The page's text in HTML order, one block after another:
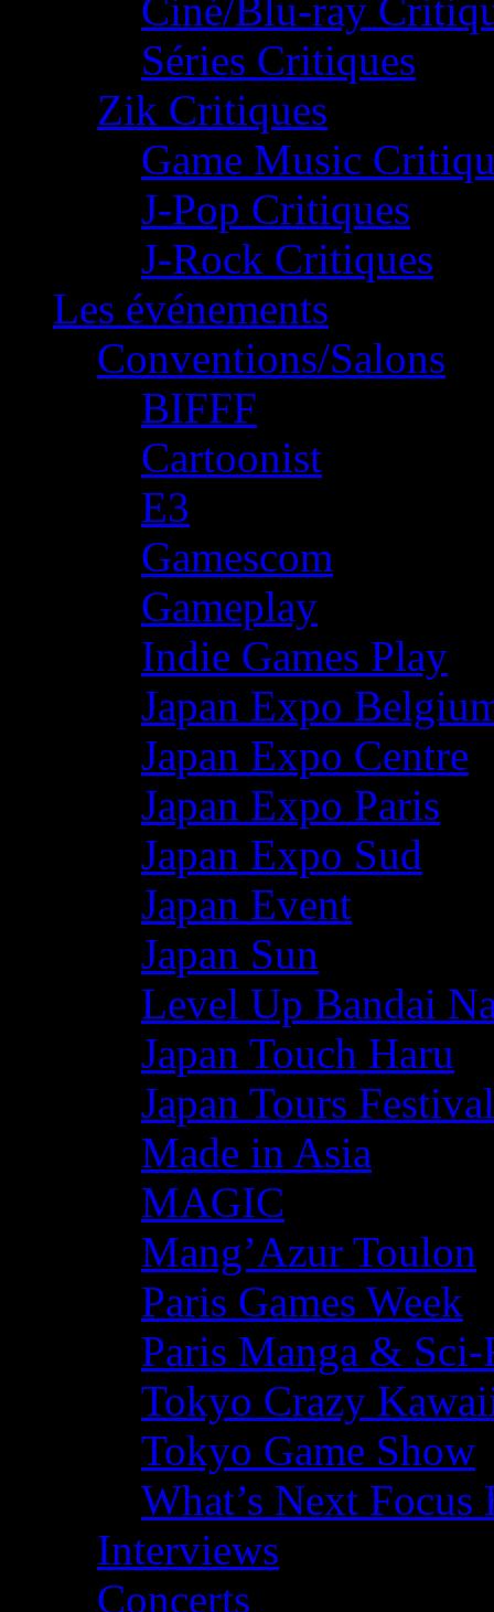
Ciné/Blu-ray
Séries Critiques
Zik Critiques
Game Music
J-Pop Critiques
J-Rock Critiques
Les événements
Conventions/Salons
BIFFF
Cartoonist
E3
Gamescom
Gameplay
Indie Games Play
Japan Expo
Japan Expo Centre
Japan Expo Paris
Japan Expo Sud
Japan Event
Japan Sun
Level Up Bandai
Japan Touch Haru
Japan Tours Festival
Made in Asia
MAGIC
Mang’Azur Toulon
Paris Games Week
Paris Manga &
Tokyo Crazy
Tokyo Game Show
What’s Next
Interviews
Concerts